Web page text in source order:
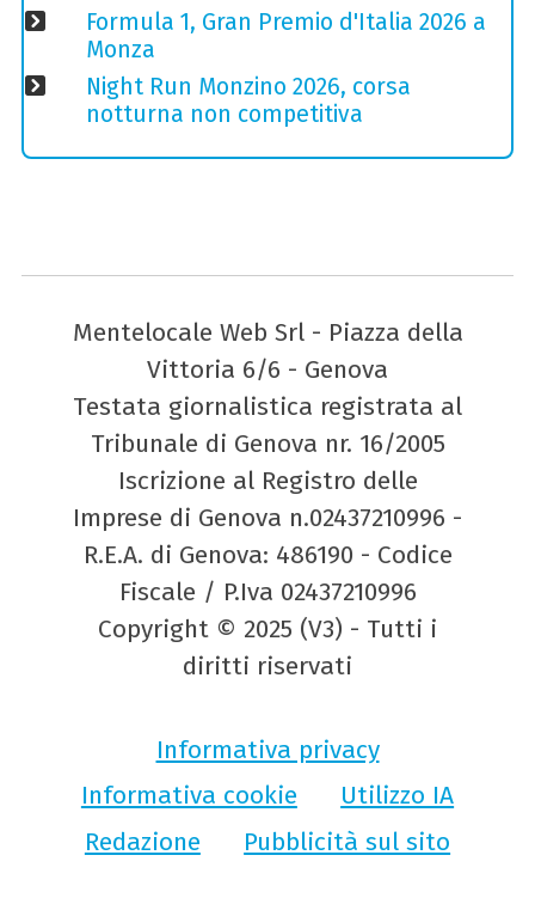
Formula 1, Gran Premio d'Italia 2026 a
Monza
Night Run Monzino 2026, corsa
notturna non competitiva
Mentelocale Web Srl - Piazza della
Vittoria 6/6 - Genova
Testata giornalistica registrata al
Tribunale di Genova nr. 16/2005
Iscrizione al Registro delle
Imprese di Genova n.02437210996 -
R.E.A. di Genova: 486190 - Codice
Fiscale / P.Iva 02437210996
Copyright © 2025 (V3) - Tutti i
diritti riservati
Informativa privacy
Informativa cookie
Utilizzo IA
Redazione
Pubblicità sul sito